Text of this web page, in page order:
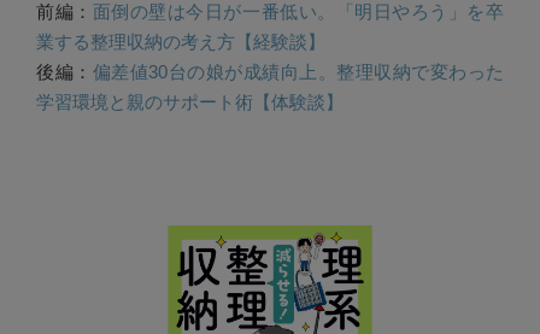
前編： 面倒の壁は今日が一番低い。「明日やろう」を卒
業する整理収納の考え方【経験談】
後編： 偏差値30台の娘が成績向上。整理収納で変わった
学習環境と親のサポート術【体験談】